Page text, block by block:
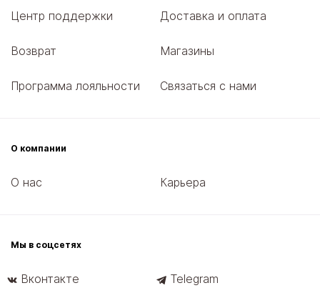
Центр поддержки Доставка и оплата
Возврат Магазины
Программа лояльности Связаться с нами
О компании
О нас Карьера
Мы в соцсетях
Вконтакте Telegram